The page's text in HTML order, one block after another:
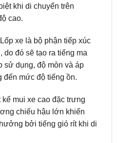
khi di chuyển trên
cao.
xe là bộ phận tiếp xúc
đó sẽ tạo ra tiếng ma
sử dụng, độ mòn và áp
đến mức độ tiếng ồn.
mui xe cao đặc trưng
chiếu hậu lớn khiến
bởi tiếng gió rít khi di